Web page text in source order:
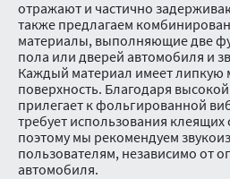
отражают и частично
также предлагаем
материалы, выполняющие две
пола или дверей автомобиля и
Каждый материал имеет липкую
поверхность. Благодаря
прилегает к фольгированной
требует использования
поэтому мы рекомендуем
пользователям, независимо от
автомобиля.